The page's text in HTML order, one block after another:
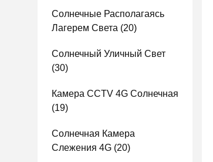
Солнечные Располагаясь
Лагерем Света (20)
Солнечный Уличный Свет
(30)
Камера CCTV 4G Солнечная
(19)
Солнечная Камера
Слежения 4G (20)